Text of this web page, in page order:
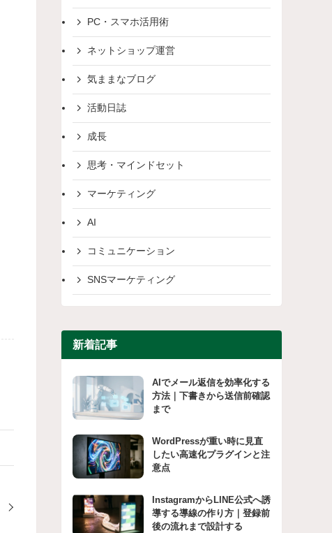
PC・スマホ活用術
ネットショップ運営
気ままなブログ
活動日誌
成長
思考・マインドセット
マーケティング
AI
コミュニケーション
SNSマーケティング
新着記事
AIでメール返信を効率化する
方法｜下書きから送信前確認
まで
WordPressが重い時に見直
したい高速化プラグインと注
意点
InstagramからLINE公式へ誘
導する導線の作り方｜登録前
後の流れまで設計する